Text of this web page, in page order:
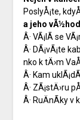
PoslyÅ¡te,
a jeho
Â· VÃ¡lÃ­ se
Â· DÃ¡vÃ¡te
nko k tÄ›m
Â· Kam
Â· ZÃ¡stÄ›ru
Â· RuÄnÃ­ky v